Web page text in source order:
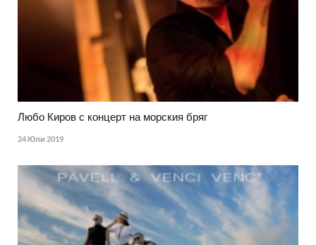
Любо Киров с концерт на морския бряг
24 Юли 2019